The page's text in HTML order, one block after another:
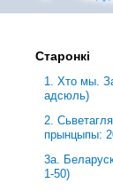
Старонкі
1. Хто мы.
адсюль)
2.
прынцыпы:
3a.
1-50)